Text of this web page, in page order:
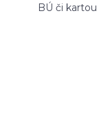
BÚ či